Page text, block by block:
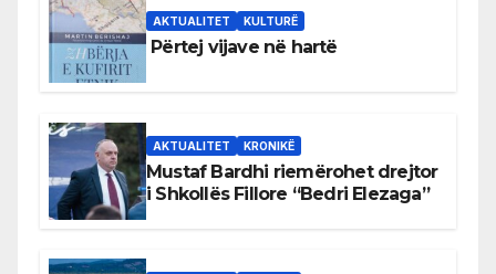
AKTUALITET KULTURË
Përtej vijave në hartë
AKTUALITET KRONIKË
Mustaf Bardhi riemërohet drejtor
i Shkollës Fillore “Bedri Elezaga”